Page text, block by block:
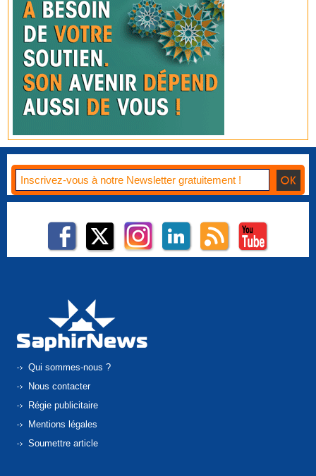
Qui sommes-nous ?
Nous contacter
Régie publicitaire
Mentions légales
Soumettre article